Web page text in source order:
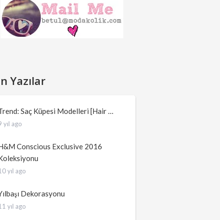
Yazılar
Saç Küpesi Modelleri [Hair …
yıl ago
Conscious Exclusive 2016
yıl ago
Dekorasyonu
yıl ago